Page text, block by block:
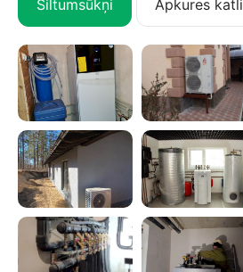
Siltumsūkņi Apkures katli